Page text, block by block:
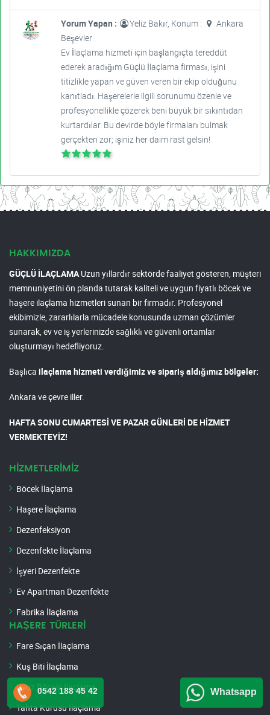
Yorum Yapan : Yeliz Bakır, Konum :
Ankara
Beşevler
Ev İlaçlama hizmeti için başlangıçta tereddüt
ederek aradığım Güçlü İlaçlama firması, işini
titizlikle yapan ve güven veren bir ekip olduğunu
kanıtladı. Haşerelerle ilgili sorunumu özenle ve
profesyonellikle çözerek beni büyük bir sıkıntıdan
kurtardılar. Bu devirde böyle firmaları bulmak
gerçekten zor; işiniz her daim rast gelsin!
HAKKIMIZDA
GÜÇLÜ İLAÇLAMAUzun yıllardır sektörde faaliyet gösteren, müşteri
memnuniyetini ön planda tutarak kaliteli ve uygun fiyatlı böcek ve
haşere ilaçlama hizmetleri sunan bir firmadır. Profesyonel
ekibimizle, zararlılarla mücadele konusunda uzman çözümler
sunarak, ev ve iş yerlerinizde sağlıklı ve güvenli ortamlar
oluşturmayı hedefliyoruz.
Başlıca ilaçlama hizmeti verdiğimiz ve sipariş aldığımız bölgeler:
Ankara ve çevre iller.
HAFTA SONU CUMARTESİ VE PAZAR GÜNLERİ DE HİZMET
VERMEKTEYİZ!
HİZMETLERİMİZ
Böcek İlaçlama
Haşere İlaçlama
Dezenfeksiyon
Dezenfekte İlaçlama
İşyeri Dezenfekte
Ev Apartman Dezenfekte
Fabrika İlaçlama
HAŞERE TÜRLERİ
Fare Sıçan İlaçlama
Kuş Biti İlaçlama
Uyuz Böceği İlaçlama
Tahta Kurusu İlaçlama
0542 188 45 42 Whatsapp